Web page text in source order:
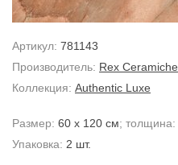
Артикул: 781143
Производитель: Rex Ceramiche
Коллекция: Authentic Luxe
Размер: 60 x 120 см; толщина:
Упаковка: 2 шт.